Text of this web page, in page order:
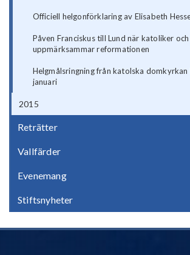
Officiell helgonförklaring av Elisabeth
Påven Franciskus till Lund när katoliker
uppmärksammar reformationen
Helgmålsringning från katolska
januari
2015
Reträtter
Vallfärder
Evenemang
Stiftsnyheter